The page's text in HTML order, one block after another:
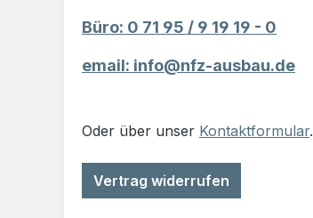
Büro: 0 71 95 / 9 19 19 - 0
email: info@nfz-ausbau.de
Oder über unser Kontaktformular.
Vertrag widerrufen